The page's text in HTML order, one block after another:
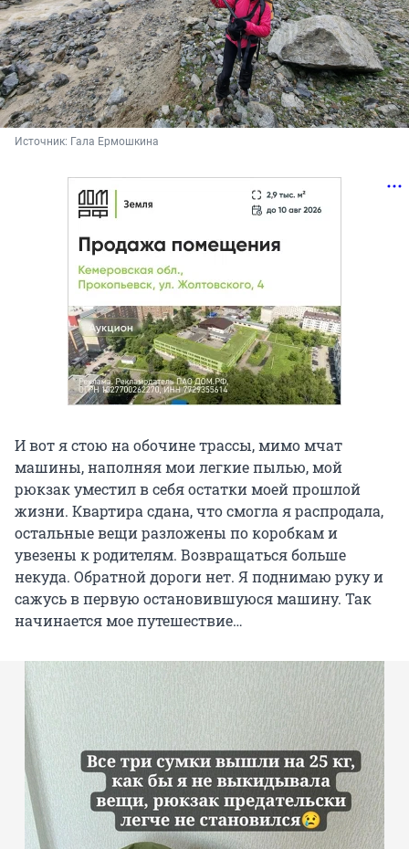
Источник: Гала Ермошкина
И вот я стою на обочине трассы, мимо мчат
машины, наполняя мои легкие пылью, мой
рюкзак уместил в себя остатки моей прошлой
жизни. Квартира сдана, что смогла я распродала,
остальные вещи разложены по коробкам и
увезены к родителям. Возвращаться больше
некуда. Обратной дороги нет. Я поднимаю руку и
сажусь в первую остановившуюся машину. Так
начинается мое путешествие…